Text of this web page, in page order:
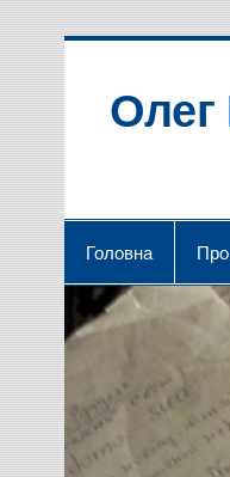
Олег
Головна